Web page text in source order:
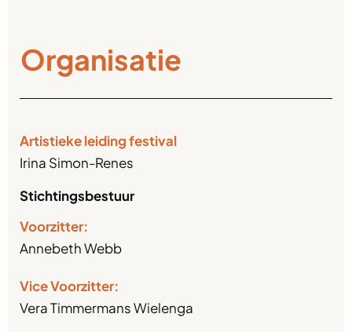
Organisatie
Artistieke leiding festival
Irina Simon-Renes
Stichtingsbestuur
Voorzitter:
Annebeth Webb
Vice Voorzitter:
Vera Timmermans Wielenga